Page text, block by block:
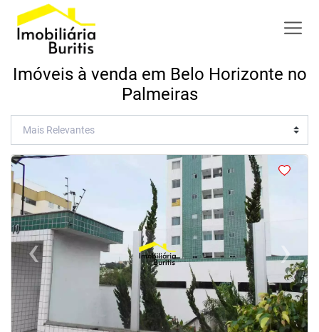
Imóveis à venda em Belo Horizonte no
Palmeiras
<<<<
‹Previous ›Next